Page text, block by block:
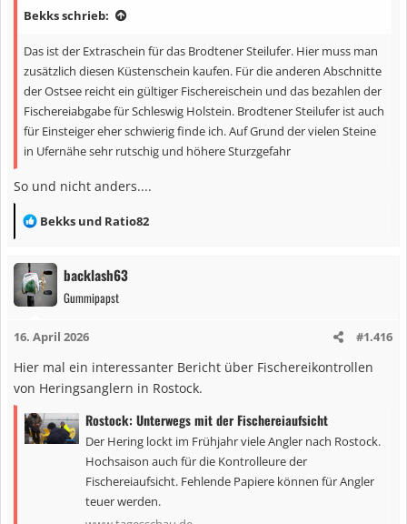
Bekks schrieb:
Das ist der Extraschein für das Brodtener Steilufer. Hier muss man
zusätzlich diesen Küstenschein kaufen. Für die anderen Abschnitte
der Ostsee reicht ein gültiger Fischereischein und das bezahlen der
Fischereiabgabe für Schleswig Holstein. Brodtener Steilufer ist auch
für Einsteiger eher schwierig finde ich. Auf Grund der vielen Steine
in Ufernähe sehr rutschig und höhere Sturzgefahr
So und nicht anders....
R
a
k
t
o
e
:
Bekks und Ratio82
backlash63
Gummipapst
16. April 2026 #1.416
Hier mal ein interessanter Bericht über Fischereikontrollen
von Heringsanglern in Rostock.
Rostock: Unterwegs mit der Fischereiaufsicht
Der Hering lockt im Frühjahr viele Angler nach Rostock.
Hochsaison auch für die Kontrolleure der
Fischereiaufsicht. Fehlende Papiere können für Angler
teuer werden.